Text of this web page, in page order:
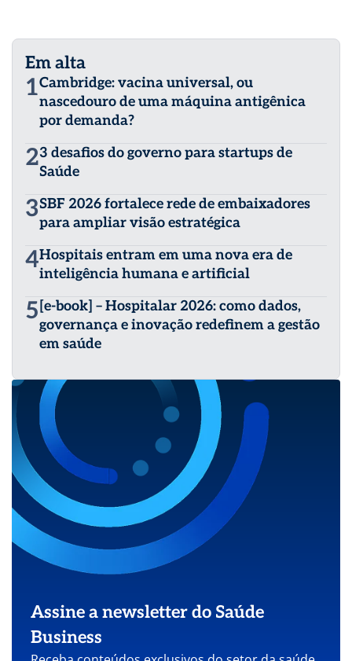
Em alta
1Cambridge: vacina universal, ou
nascedouro de uma máquina antigênica
por demanda?
23 desafios do governo para startups de
Saúde
3SBF 2026 fortalece rede de embaixadores
para ampliar visão estratégica
4Hospitais entram em uma nova era de
inteligência humana e artificial
5 [e-book] – Hospitalar 2026: como dados,
governança e inovação redefinem a gestão
em saúde
Assine a newsletter do Saúde
Business